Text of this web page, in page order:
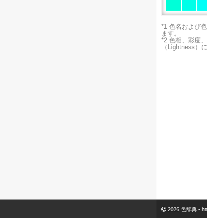
*1 色名および
ます。
*2 色相、彩度
（Lightness）
2026 色辞典 -